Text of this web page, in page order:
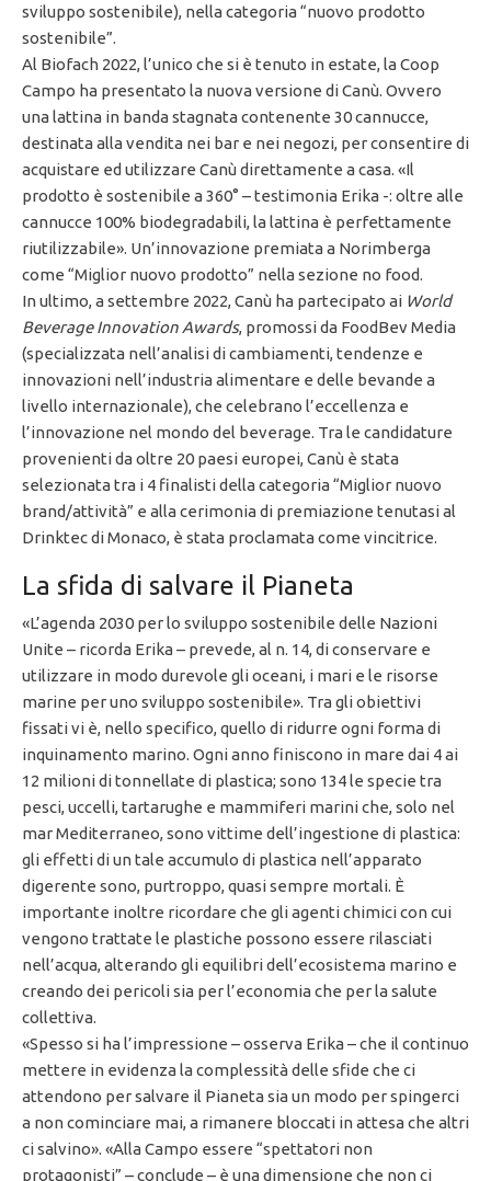
sviluppo sostenibile), nella categoria “nuovo prodotto
sostenibile”.
Al Biofach 2022, l’unico che si è tenuto in estate, la Coop
Campo ha presentato la nuova versione di Canù. Ovvero
una lattina in banda stagnata contenente 30 cannucce,
destinata alla vendita nei bar e nei negozi, per consentire di
acquistare ed utilizzare Canù direttamente a casa. «Il
prodotto è sostenibile a 360° – testimonia Erika -: oltre alle
cannucce 100% biodegradabili, la lattina è perfettamente
riutilizzabile». Un’innovazione premiata a Norimberga
come “Miglior nuovo prodotto” nella sezione no food.
In ultimo, a settembre 2022, Canù ha partecipato ai World
Beverage Innovation Awards, promossi da FoodBev Media
(specializzata nell’analisi di cambiamenti, tendenze e
innovazioni nell’industria alimentare e delle bevande a
livello internazionale), che celebrano l’eccellenza e
l’innovazione nel mondo del beverage. Tra le candidature
provenienti da oltre 20 paesi europei, Canù è stata
selezionata tra i 4 finalisti della categoria “Miglior nuovo
brand/attività” e alla cerimonia di premiazione tenutasi al
Drinktec di Monaco, è stata proclamata come vincitrice.
La sfida di salvare il Pianeta
«L’agenda 2030 per lo sviluppo sostenibile delle Nazioni
Unite – ricorda Erika – prevede, al n. 14, di conservare e
utilizzare in modo durevole gli oceani, i mari e le risorse
marine per uno sviluppo sostenibile». Tra gli obiettivi
fissati vi è, nello specifico, quello di ridurre ogni forma di
inquinamento marino. Ogni anno finiscono in mare dai 4 ai
12 milioni di tonnellate di plastica; sono 134 le specie tra
pesci, uccelli, tartarughe e mammiferi marini che, solo nel
mar Mediterraneo, sono vittime dell’ingestione di plastica:
gli effetti di un tale accumulo di plastica nell’apparato
digerente sono, purtroppo, quasi sempre mortali. È
importante inoltre ricordare che gli agenti chimici con cui
vengono trattate le plastiche possono essere rilasciati
nell’acqua, alterando gli equilibri dell’ecosistema marino e
creando dei pericoli sia per l’economia che per la salute
collettiva.
«Spesso si ha l’impressione – osserva Erika – che il continuo
mettere in evidenza la complessità delle sfide che ci
attendono per salvare il Pianeta sia un modo per spingerci
a non cominciare mai, a rimanere bloccati in attesa che altri
ci salvino». «Alla Campo essere “spettatori non
protagonisti” – conclude – è una dimensione che non ci